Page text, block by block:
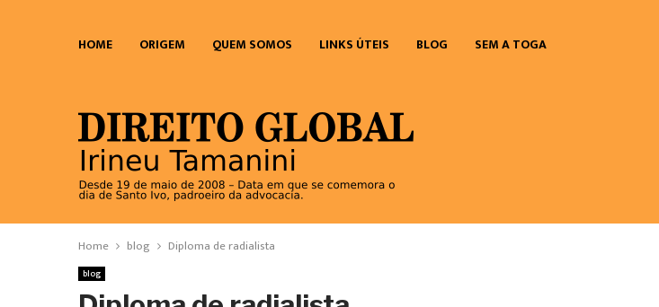
HOME ORIGEM QUEM SOMOS LINKS ÚTEIS BLOG SEM A TOGA
Home blog Diploma de radialista
blog